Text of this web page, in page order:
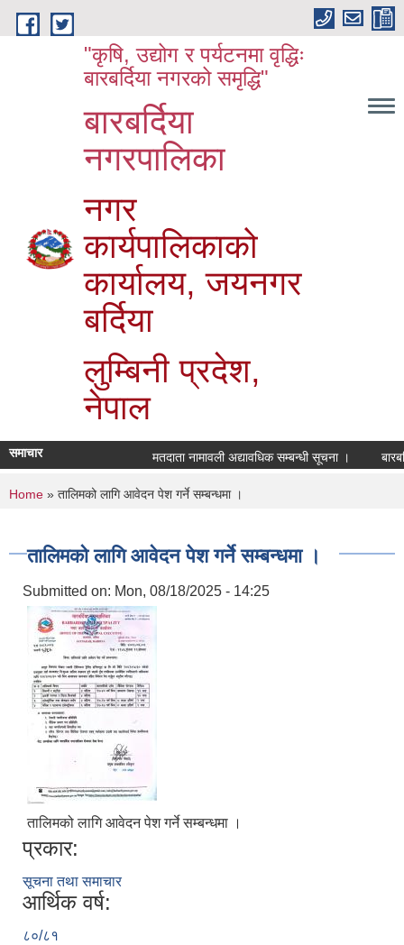
Skip to main content
"कृषि, उद्योग र पर्यटनमा वृद्धिः
बारबर्दिया नगरको समृद्धि"
बारबर्दिया
नगरपालिका
नगर
कार्यपालिकाको
कार्यालय, जयनगर
बर्दिया
लुम्बिनी प्रदेश,
नेपाल
समाचार मतदाता नामावली अद्यावधिक सम्बन्धी सूचना ।
You are here
Home » तालिमको लागि आवेदन पेश गर्ने सम्बन्धमा ।
तालिमको लागि आवेदन पेश गर्ने सम्बन्धमा ।
Submitted on: Mon, 08/18/2025 - 14:25
तालिमको लागि आवेदन पेश गर्ने सम्बन्धमा ।
प्रकार:
सूचना तथा समाचार
आर्थिक वर्ष:
८०/८१